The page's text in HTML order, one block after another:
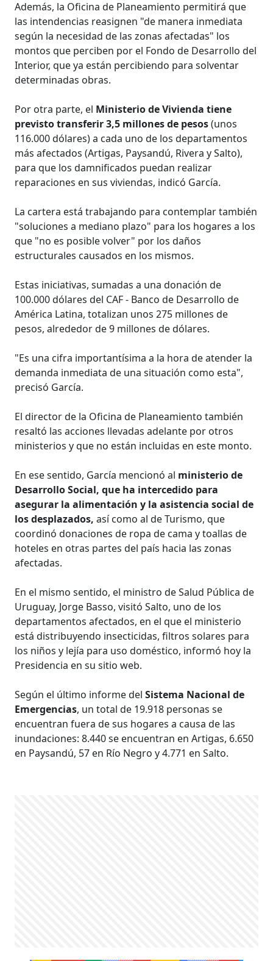
Además, la Oficina de Planeamiento permitirá que
las intendencias reasignen "de manera inmediata
según la necesidad de las zonas afectadas" los
montos que perciben por el Fondo de Desarrollo del
Interior, que ya están percibiendo para solventar
determinadas obras.
Por otra parte, el Ministerio de Vivienda tiene
previsto transferir 3,5 millones de pesos(unos
116.000 dólares) a cada uno de los departamentos
más afectados (Artigas, Paysandú, Rivera y Salto),
para que los damnificados puedan realizar
reparaciones en sus viviendas, indicó García.
La cartera está trabajando para contemplar también
"soluciones a mediano plazo" para los hogares a los
que "no es posible volver" por los daños
estructurales causados en los mismos.
Estas iniciativas, sumadas a una donación de
100.000 dólares del CAF - Banco de Desarrollo de
América Latina, totalizan unos 275 millones de
pesos, alrededor de 9 millones de dólares.
"Es una cifra importantísima a la hora de atender la
demanda inmediata de una situación como esta",
precisó García.
El director de la Oficina de Planeamiento también
resaltó las acciones llevadas adelante por otros
ministerios y que no están incluidas en este monto.
En ese sentido, García mencionó al ministerio de
Desarrollo Social, que ha intercedido para
asegurar la alimentación y la asistencia social de
los desplazados, así como al de Turismo, que
coordinó donaciones de ropa de cama y toallas de
hoteles en otras partes del país hacia las zonas
afectadas.
En el mismo sentido, el ministro de Salud Pública de
Uruguay, Jorge Basso, visitó Salto, uno de los
departamentos afectados, en el que el ministerio
está distribuyendo insecticidas, filtros solares para
los niños y lejía para uso doméstico, informó hoy la
Presidencia en su sitio web.
Según el último informe delSistema Nacional de
Emergencias, un total de 19.918 personas se
encuentran fuera de sus hogares a causa de las
inundaciones: 8.440 se encuentran en Artigas, 6.650
en Paysandú, 57 en Río Negro y 4.771 en Salto.